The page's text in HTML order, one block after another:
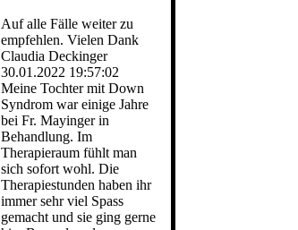
Auf alle Fälle weiter zu
empfehlen. Vielen Dank
Claudia Deckinger
30.01.2022 19:57:02
Meine Tochter mit Down
Syndrom war einige Jahre
bei Fr. Mayinger in
Behandlung. Im
Therapieraum fühlt man
sich sofort wohl. Die
Therapiestunden haben ihr
immer sehr viel Spass
gemacht und sie ging gerne